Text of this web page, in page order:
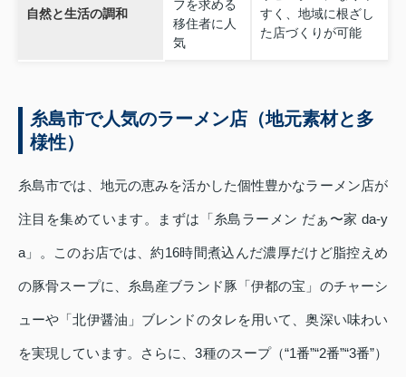
自然と生活の調和
フを求める
移住者に人
気
すく、地域に根ざし
た店づくりが可能
糸島市で人気のラーメン店（地元素材と多
様性）
糸島市では、地元の恵みを活かした個性豊かなラーメン店が
注目を集めています。まずは「糸島ラーメン だぁ〜家 da‑y
a」。このお店では、約16時間煮込んだ濃厚だけど脂控えめ
の豚骨スープに、糸島産ブランド豚「伊都の宝」のチャーシ
ューや「北伊醤油」ブレンドのタレを用いて、奥深い味わい
を実現しています。さらに、3種のスープ（“1番”“2番”“3番”）